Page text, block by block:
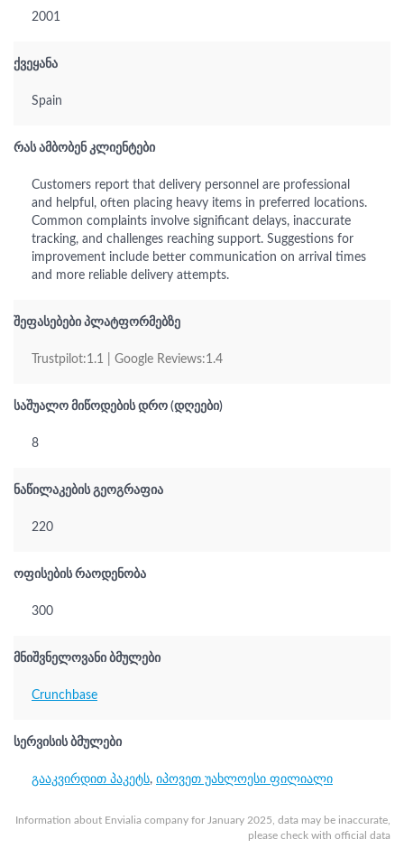
Information about Envialia company for January 2025, data may be inaccurate,
please check with official data
2001
ქვეყანა
Spain
რას ამბობენ კლიენტები
Customers report that delivery personnel are professional
and helpful, often placing heavy items in preferred locations.
Common complaints involve significant delays, inaccurate
tracking, and challenges reaching support. Suggestions for
improvement include better communication on arrival times
and more reliable delivery attempts.
შეფასებები პლატფორმებზე
Trustpilot:1.1 | Google Reviews:1.4
საშუალო მიწოდების დრო (დღეები)
8
ნაწილაკების გეოგრაფია
220
ოფისების რაოდენობა
300
მნიშვნელოვანი ბმულები
Crunchbase
სერვისის ბმულები
გააკვირდით პაკეტს, იპოვეთ უახლოესი ფილიალი